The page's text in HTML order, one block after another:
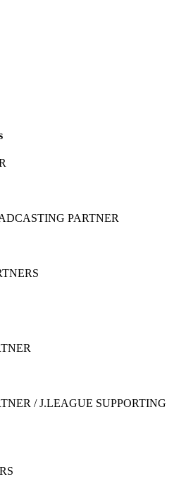
PARTNER
/ J.LEAGUE SUPPORTING